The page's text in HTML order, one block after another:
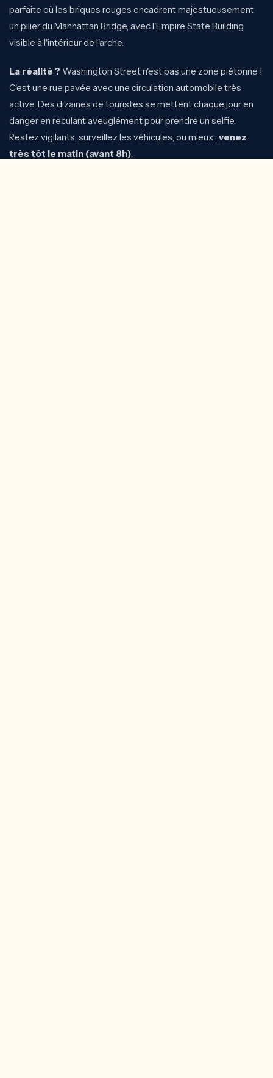
parfaite où les briques rouges encadrent majestueusement
un pilier du Manhattan Bridge, avec l'Empire State Building
visible à l'intérieur de l'arche.
La réalité ? Washington Street n'est pas une zone piétonne !
C'est une rue pavée avec une circulation automobile très
active. Des dizaines de touristes se mettent chaque jour en
danger en reculant aveuglément pour prendre un selfie.
Restez vigilants, surveillez les véhicules, ou mieux : venez
très tôt le matin (avant 8h).